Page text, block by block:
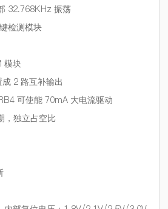
32.768KHz 振荡
检测模块
模块
2 路互补输出
可使能 70mA 大电流驱动
，独立占空比